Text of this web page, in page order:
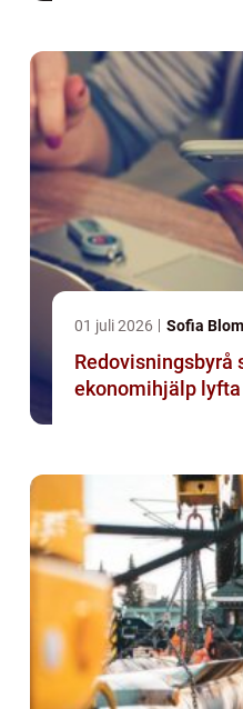
01 juli 2026 Sofia Blom
Redovisningsbyrå så kan professionell
ekonomihjälp